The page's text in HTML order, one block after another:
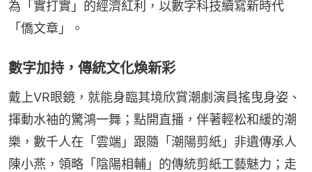
為「實打實」的經濟紅利，以數字科技續寫新時代
「僑文章」。
數字加持，傳統文化煥新彩
戴上VR眼鏡，就能身臨其境欣賞潮劇演員搖曳身姿、
揮動水袖的驚鴻一舞；點開直播，伴著輕松和緩的潮
樂，數千人在「雲端」跟隨「潮陽剪紙」非遺傳承人
陳小燕，領略「陰陽相輔」的傳統剪紙工藝魅力；走